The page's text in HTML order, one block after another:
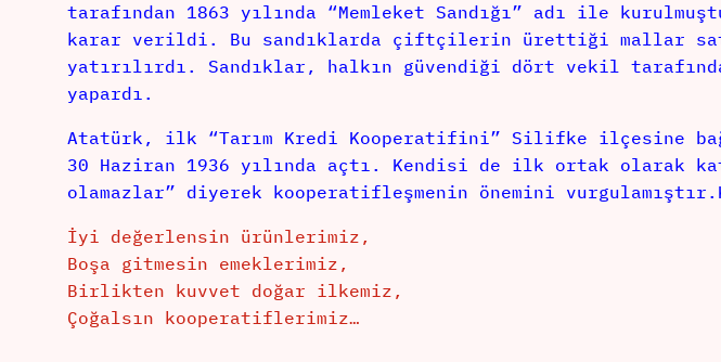
tarafından 1863 yılında “Memleket Sandığı” adı ile
karar verildi. Bu sandıklarda çiftçilerin ürettiği mallar
yatırılırdı. Sandıklar, halkın güvendiği dört vekil
yapardı.
Atatürk, ilk “Tarım Kredi Kooperatifini” Silifke ilçesine
30 Haziran 1936 yılında açtı. Kendisi de ilk ortak olarak
olamazlar” diyerek kooperatifleşmenin önemini
İyi değerlensin ürünlerimiz,
Boşa gitmesin emeklerimiz,
Birlikten kuvvet doğar ilkemiz,
Çoğalsın kooperatiflerimiz…